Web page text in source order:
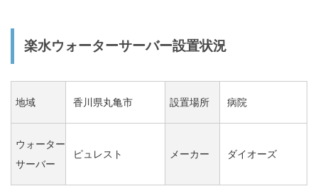
楽水ウォーターサーバー設置状況
地域 香川県丸亀市 設置場所 病院
ウォーター
サーバー
ピュレスト メーカー ダイオーズ